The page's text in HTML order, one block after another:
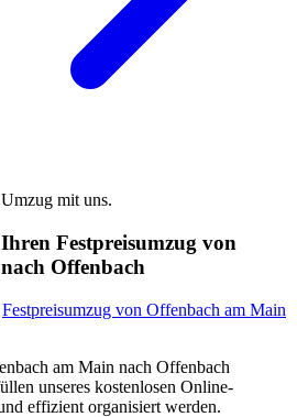
mit uns.
Festpreisumzug von
Offenbach
Festpreisumzug von Offenbach am Main
am Main nach Offenbach
unseres kostenlosen Online-
effizient organisiert werden.